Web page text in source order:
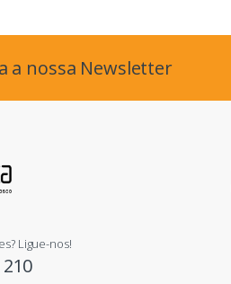
a nossa Newsletter
Ligue-nos!